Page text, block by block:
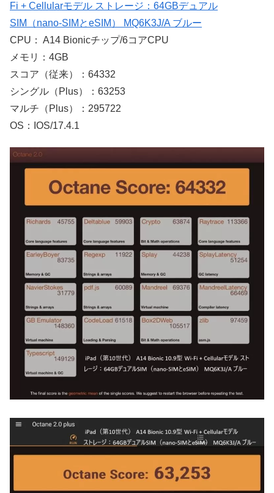
Fi + Cellularモデル ストレージ：64GBデュアル
SIM（nano-SIMとeSIM） MQ6K3J/A ブルー
CPU： A14 Bionicチップ/6コアCPU
メモリ：4GB
スコア（従来）：64332
シングル（Plus）：63253
マルチ（Plus）：295722
OS：IOS/17.4.1